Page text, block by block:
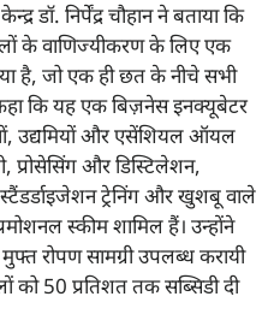
डॉ. निर्पेंद्र चौहान ने बताया कि
के वाणिज्यीकरण के लिए एक
है, जो एक ही छत के नीचे सभी
कि यह एक बिज़नेस इनक्यूबेटर
उद्यमियों और एसेंशियल ऑयल
प्रोसेसिंग और डिस्टिलेशन,
ट्रेनिंग और खुशबू वाले
स्कीम शामिल हैं। उन्होंने
रोपण सामग्री उपलब्ध करायी
को 50 प्रतिशत तक सब्सिडी दी